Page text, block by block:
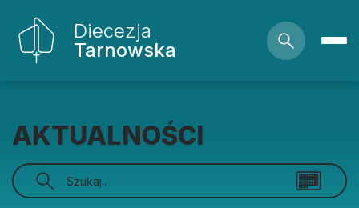
Diecezja
Tarnowska
AKTUALNOŚCI